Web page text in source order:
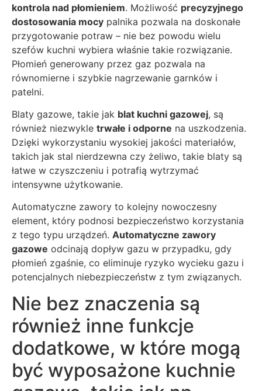
kontrola nad płomieniem. Możliwość precyzyjnego
dostosowania mocy palnika pozwala na doskonałe
przygotowanie potraw – nie bez powodu wielu
szefów kuchni wybiera właśnie takie rozwiązanie.
Płomień generowany przez gaz pozwala na
równomierne i szybkie nagrzewanie garnków i
patelni.
Blaty gazowe, takie jak blat kuchni gazowej, są
również niezwykle trwałe i odporne na uszkodzenia.
Dzięki wykorzystaniu wysokiej jakości materiałów,
takich jak stal nierdzewna czy żeliwo, takie blaty są
łatwe w czyszczeniu i potrafią wytrzymać
intensywne użytkowanie.
Automatyczne zawory to kolejny nowoczesny
element, który podnosi bezpieczeństwo korzystania
z tego typu urządzeń. Automatyczne zawory
gazowe odcinają dopływ gazu w przypadku, gdy
płomień zgaśnie, co eliminuje ryzyko wycieku gazu i
potencjalnych niebezpieczeństw z tym związanych.
Nie bez znaczenia są
również inne funkcje
dodatkowe, w które mogą
być wyposażone kuchnie